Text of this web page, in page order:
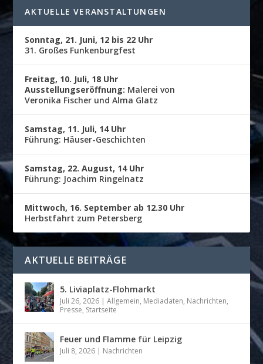
AKTUELLE VERANSTALTUNGEN
Sonntag, 21. Juni, 12 bis 22 Uhr
31. Großes Funkenburgfest
Freitag, 10. Juli, 18 Uhr
Ausstellungseröffnung: Malerei von
Veronika Fischer und Alma Glatz
Samstag, 11. Juli, 14 Uhr
Führung: Häuser-Geschichten
Samstag, 22. August, 14 Uhr
Führung: Joachim Ringelnatz
Mittwoch, 16. September ab 12.30 Uhr
Herbstfahrt zum Petersberg
AKTUELLE BEITRÄGE
5. Liviaplatz-Flohmarkt
Juli 26, 2026 |Allgemein, Mediadaten, Nachrichten,
Presse, Startseite
Feuer und Flamme für Leipzig
Juli 8, 2026 | Nachrichten